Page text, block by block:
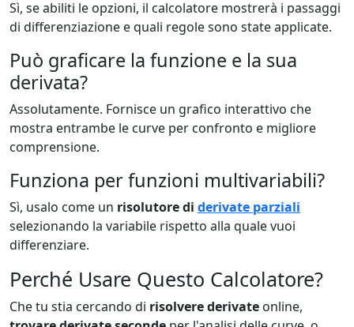
Sì, se abiliti le opzioni, il calcolatore mostrerà i passaggi
di differenziazione e quali regole sono state applicate.
Può graficare la funzione e la sua
derivata?
Assolutamente. Fornisce un grafico interattivo che
mostra entrambe le curve per confronto e migliore
comprensione.
Funziona per funzioni multivariabili?
Sì, usalo come un risolutore di derivate parziali
selezionando la variabile rispetto alla quale vuoi
differenziare.
Perché Usare Questo Calcolatore?
Che tu stia cercando di risolvere derivate online,